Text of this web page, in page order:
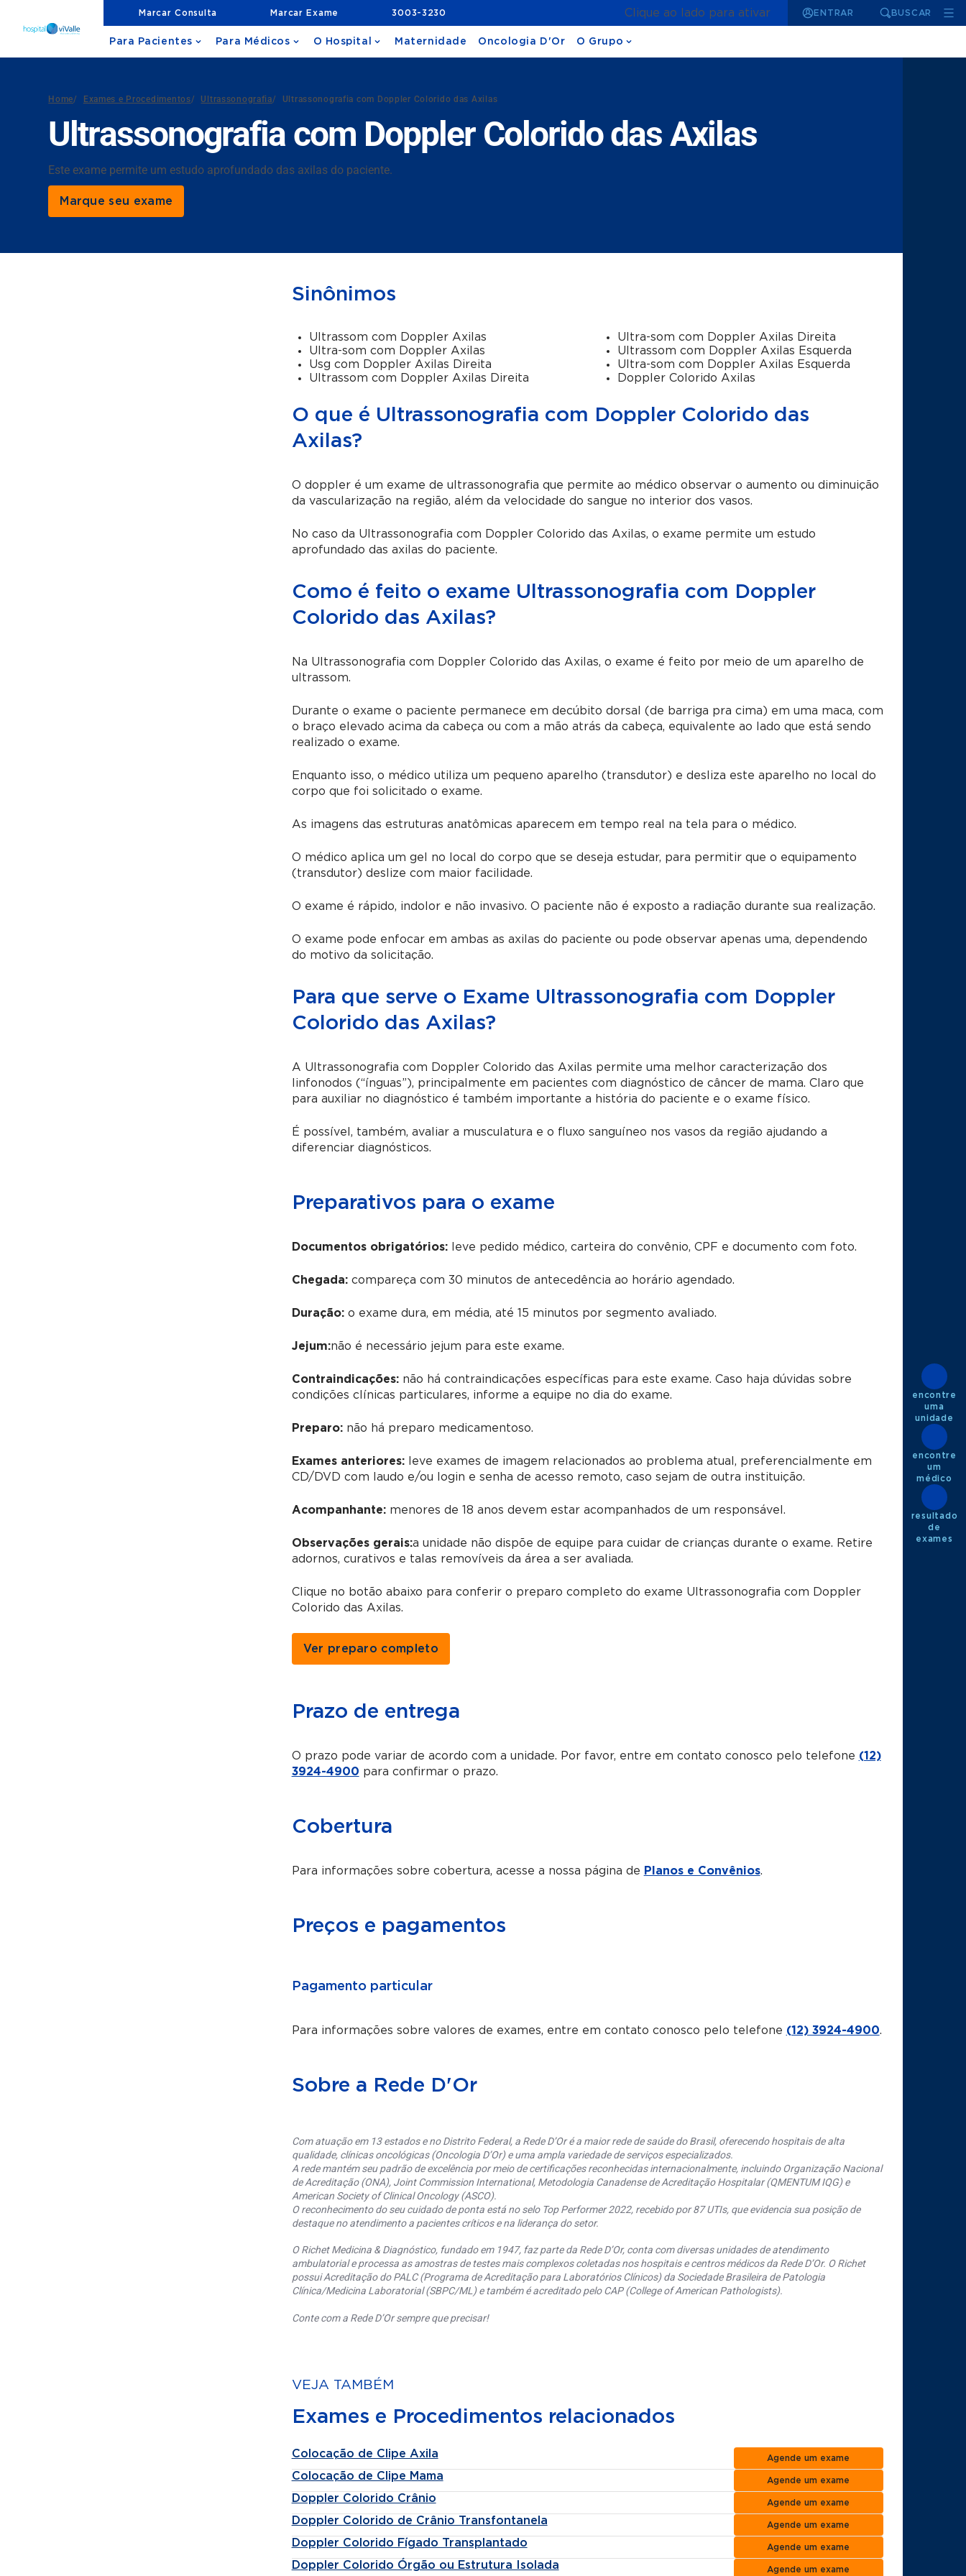
Marcar Consulta Marcar Exame 3003-3230 Clique ao lado para ativar ENTRAR BUSCAR
Para Pacientes Para Médicos O Hospital Maternidade Oncologia D'Or O Grupo
Home/ Exames e Procedimentos/ Ultrassonografia/ Ultrassonografia com Doppler Colorido das Axilas
Ultrassonografia com Doppler Colorido das Axilas
Este exame permite um estudo aprofundado das axilas do paciente.
Marque seu exame
Sinônimos
Ultrassom com Doppler Axilas
Ultra-som com Doppler Axilas
Usg com Doppler Axilas Direita
Ultrassom com Doppler Axilas Direita
Ultra-som com Doppler Axilas Direita
Ultrassom com Doppler Axilas Esquerda
Ultra-som com Doppler Axilas Esquerda
Doppler Colorido Axilas
O que é Ultrassonografia com Doppler Colorido das
Axilas?
O doppler é um exame de ultrassonografia que permite ao médico observar o aumento ou diminuição
da vascularização na região, além da velocidade do sangue no interior dos vasos.
No caso da Ultrassonografia com Doppler Colorido das Axilas, o exame permite um estudo
aprofundado das axilas do paciente.
Como é feito o exame Ultrassonografia com Doppler
Colorido das Axilas?
Na Ultrassonografia com Doppler Colorido das Axilas, o exame é feito por meio de um aparelho de
ultrassom.
Durante o exame o paciente permanece em decúbito dorsal (de barriga pra cima) em uma maca, com
o braço elevado acima da cabeça ou com a mão atrás da cabeça, equivalente ao lado que está sendo
realizado o exame.
Enquanto isso, o médico utiliza um pequeno aparelho (transdutor) e desliza este aparelho no local do
corpo que foi solicitado o exame.
As imagens das estruturas anatômicas aparecem em tempo real na tela para o médico.
O médico aplica um gel no local do corpo que se deseja estudar, para permitir que o equipamento
(transdutor) deslize com maior facilidade.
O exame é rápido, indolor e não invasivo. O paciente não é exposto a radiação durante sua realização.
O exame pode enfocar em ambas as axilas do paciente ou pode observar apenas uma, dependendo
do motivo da solicitação.
Para que serve o Exame Ultrassonografia com Doppler
Colorido das Axilas?
A Ultrassonografia com Doppler Colorido das Axilas permite uma melhor caracterização dos
linfonodos (“ínguas”), principalmente em pacientes com diagnóstico de câncer de mama. Claro que
para auxiliar no diagnóstico é também importante a história do paciente e o exame físico.
É possível, também, avaliar a musculatura e o fluxo sanguíneo nos vasos da região ajudando a
diferenciar diagnósticos.
Preparativos para o exame
Documentos obrigatórios:leve pedido médico, carteira do convênio, CPF e documento com foto.
Chegada:compareça com 30 minutos de antecedência ao horário agendado.
Duração:o exame dura, em média, até 15 minutos por segmento avaliado.
Jejum:não é necessário jejum para este exame.
Contraindicações:não há contraindicações específicas para este exame. Caso haja dúvidas sobre
condições clínicas particulares, informe a equipe no dia do exame.
Preparo: não há preparo medicamentoso.
Exames anteriores:leve exames de imagem relacionados ao problema atual, preferencialmente em
CD/DVD com laudo e/ou login e senha de acesso remoto, caso sejam de outra instituição.
Acompanhante:menores de 18 anos devem estar acompanhados de um responsável.
Observações gerais:a unidade não dispõe de equipe para cuidar de crianças durante o exame. Retire
adornos, curativos e talas removíveis da área a ser avaliada.
Clique no botão abaixo para conferir o preparo completo do exame Ultrassonografia com Doppler
Colorido das Axilas.
Ver preparo completo
Prazo de entrega
O prazo pode variar de acordo com a unidade. Por favor, entre em contato conosco pelo telefone (12)
3924-4900 para confirmar o prazo.
Cobertura
Para informações sobre cobertura, acesse a nossa página de Planos e Convênios.
Preços e pagamentos
Pagamento particular
Para informações sobre valores de exames, entre em contato conosco pelo telefone (12) 3924-4900.
Sobre a Rede D'Or
Com atuação em 13 estados e no Distrito Federal, a Rede D’Or é a maior rede de saúde do Brasil, oferecendo hospitais de alta
qualidade, clínicas oncológicas (Oncologia D’Or) e uma ampla variedade de serviços especializados.
A rede mantém seu padrão de excelência por meio de certificações reconhecidas internacionalmente, incluindo Organização Nacional
de Acreditação (ONA), Joint Commission International, Metodologia Canadense de Acreditação Hospitalar (QMENTUM IQG) e
American Society of Clinical Oncology (ASCO).
O reconhecimento do seu cuidado de ponta está no selo Top Performer 2022, recebido por 87 UTIs, que evidencia sua posição de
destaque no atendimento a pacientes críticos e na liderança do setor.
O Richet Medicina & Diagnóstico, fundado em 1947, faz parte da Rede D’Or, conta com diversas unidades de atendimento
ambulatorial e processa as amostras de testes mais complexos coletadas nos hospitais e centros médicos da Rede D’Or. O Richet
possui Acreditação do PALC (Programa de Acreditação para Laboratórios Clínicos) da Sociedade Brasileira de Patologia
Clínica/Medicina Laboratorial (SBPC/ML) e também é acreditado pelo CAP (College of American Pathologists).
Conte com a Rede D’Or sempre que precisar!
VEJA TAMBÉM
Exames e Procedimentos relacionados
Colocação de Clipe Axila Agende um exame
Colocação de Clipe Mama Agende um exame
Doppler Colorido Crânio Agende um exame
Doppler Colorido de Crânio Transfontanela Agende um exame
Doppler Colorido Fígado Transplantado Agende um exame
Doppler Colorido Órgão ou Estrutura Isolada Agende um exame
encontre
uma
unidade
encontre
um
médico
resultado
de
exames